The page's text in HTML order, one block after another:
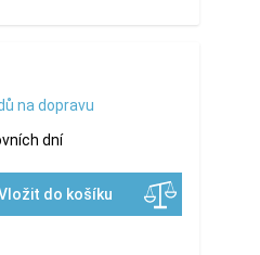
na dopravu
dní
do košíku